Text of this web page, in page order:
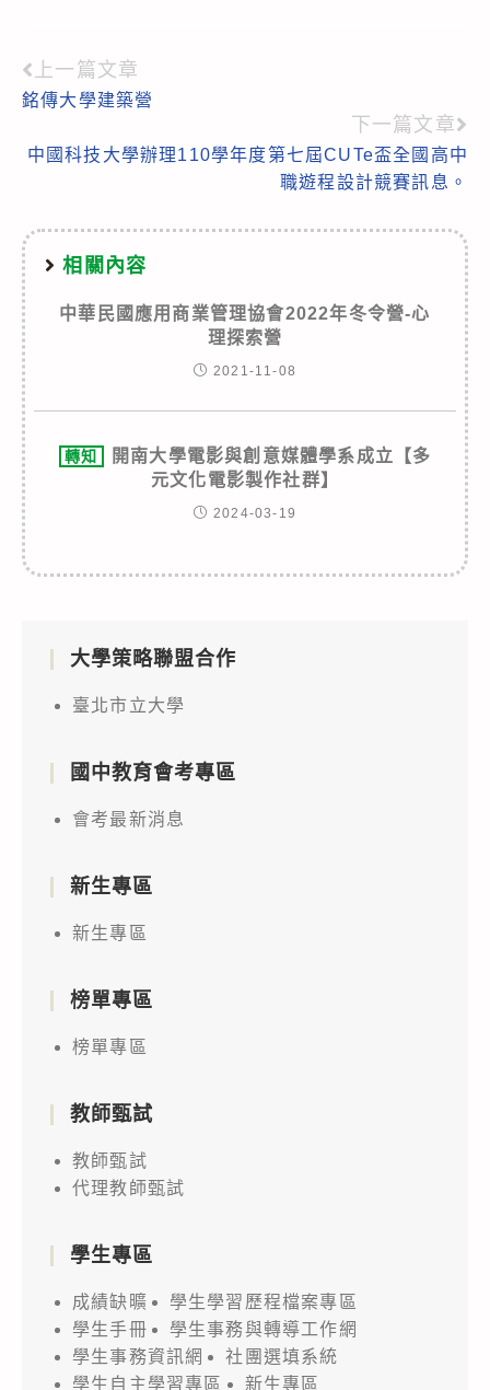
Read
more
articles
上一篇文章
銘傳大學建築營
下一篇文章
中國科技大學辦理110學年度第七屆CUTe盃全國高中
職遊程設計競賽訊息。
相關內容
中華民國應用商業管理協會2022年冬令營-心
理探索營
2021-11-08
轉知
開南大學電影與創意媒體學系成立【多
元文化電影製作社群】
2024-03-19
大學策略聯盟合作
臺北市立大學
國中教育會考專區
會考最新消息
新生專區
新生專區
榜單專區
榜單專區
教師甄試
教師甄試
代理教師甄試
學生專區
成績缺曠
學生學習歷程檔案專區
學生手冊
學生事務與轉導工作網
學生事務資訊網
社團選填系統
學生自主學習專區
新生專區